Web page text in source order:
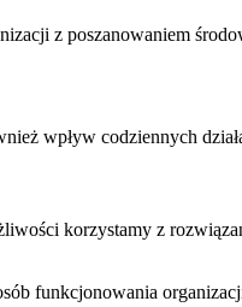
z poszanowaniem
wpływ codziennych
korzystamy z
funkcjonowania